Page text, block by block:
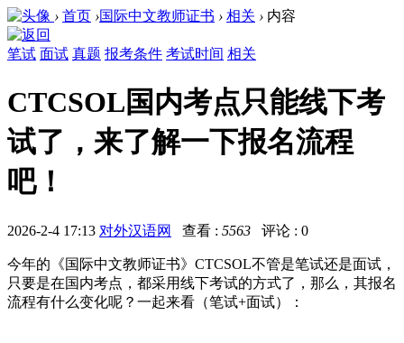
› 首页 ›国际中文教师证书 › 相关 › 内容
笔试 面试 真题 报考条件 考试时间 相关
CTCSOL国内考点只能线下考
试了，来了解一下报名流程
吧！
2026-2-4 17:13 对外汉语网 查看 : 5563 评论 : 0
今年的《国际中文教师证书》CTCSOL不管是笔试还是面试，
只要是在国内考点，都采用线下考试的方式了，那么，其报名
流程有什么变化呢？一起来看（笔试+面试）：